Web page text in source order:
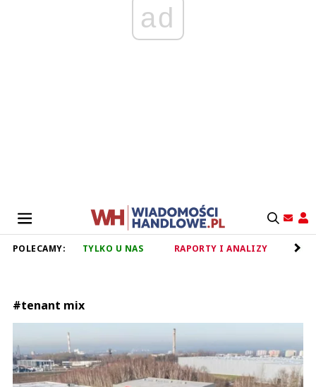
ad
POLECAMY: TYLKO U NAS RAPORTY I ANALIZY
#tenant mix